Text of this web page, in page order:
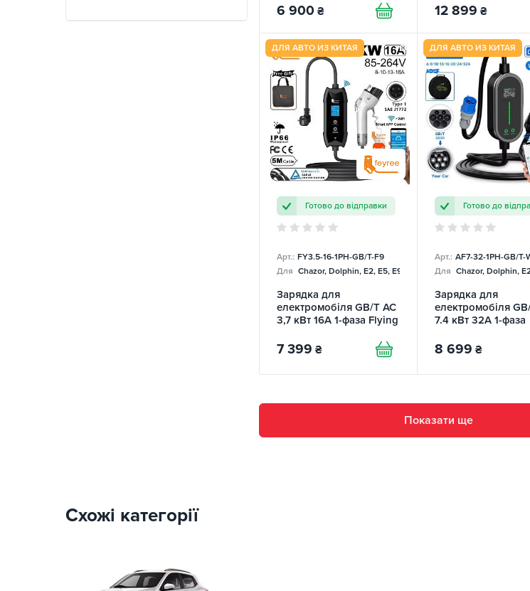
6 900 ₴ 12 899 ₴
ДЛЯ АВТО ИЗ КИТАЯ
Готово до відправки
Арт.: FY3.5-16-1PH-GB/T-F9
Для Chazor, Dolphin, E2, E5, E9, Mercedes
Зарядка для
електромобіля GB/T AC
3,7 кВт 16А 1-фаза Flying
7 399 ₴
ДЛЯ АВТО ИЗ КИТАЯ
Готово до
Арт.: AF7-32-1PH-GB/T-
Для Chazor, Dolphin,
Зарядка для
електромобіля
7.4 кВт 32А 1-фаза
8 699 ₴
Показати ще
Схожі категорії